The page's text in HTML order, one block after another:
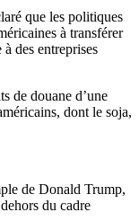
que les politiques
à transférer
des entreprises
de douane d’une
dont le soja,
de Donald Trump,
du cadre